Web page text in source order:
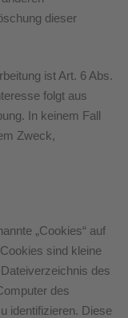
dieser
ist Art. 6 Abs.
folgt aus
In keinem Fall
Zweck,
„Cookies“ auf
sind kleine
des
des
identifizieren. Diese